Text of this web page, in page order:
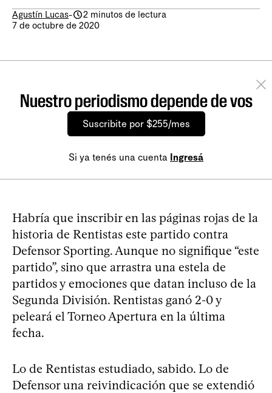
Agustín Lucas-
2 minutos de lectura
7 de octubre de 2020
Nuestro periodismo depende de vos
Suscribite por $255/mes
Si ya tenés una cuenta Ingresá
Habría que inscribir en las páginas rojas de la
historia de Rentistas este partido contra
Defensor Sporting. Aunque no signifique “este
partido”, sino que arrastra una estela de
partidos y emociones que datan incluso de la
Segunda División. Rentistas ganó 2-0 y
peleará el Torneo Apertura en la última
fecha.
Lo de Rentistas estudiado, sabido. Lo de
Defensor una reivindicación que se extendió